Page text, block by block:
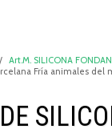
Art.M. SILICONA
Fría animales del